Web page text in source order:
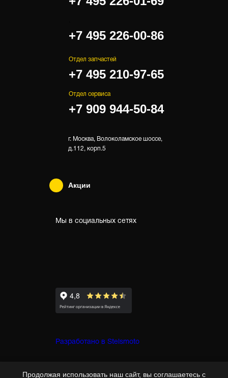
+7 495 226-00-86
Отдел запчастей
+7 495 210-97-65
Отдел сервиса
+7 909 944-50-84
г. Москва, Волоколамское шоссе,
д.112, корп.5
Акции
Мы в социальных сетях
Разработано в Stelsmoto
© Copyright 2007-2026 - Stelsmoto.
Продолжая использовать наш сайт, вы соглашаетесь с